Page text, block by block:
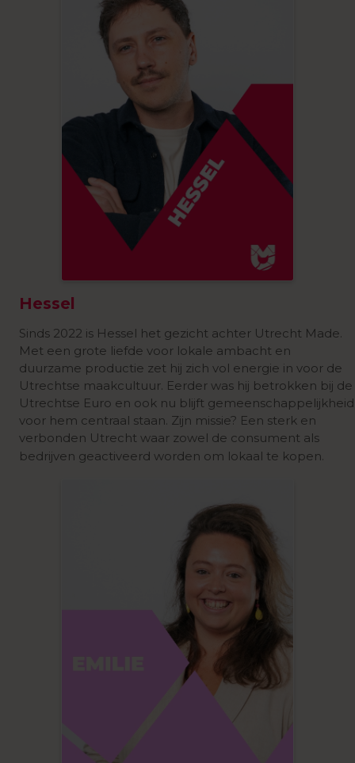
Hessel
Sinds 2022 is Hessel het gezicht achter Utrecht Made.
Met een grote liefde voor lokale ambacht en
duurzame productie zet hij zich vol energie in voor de
Utrechtse maakcultuur. Eerder was hij betrokken bij de
Utrechtse Euro en ook nu blijft gemeenschappelijkheid
voor hem centraal staan. Zijn missie? Een sterk en
verbonden Utrecht waar zowel de consument als
bedrijven geactiveerd worden om lokaal te kopen.